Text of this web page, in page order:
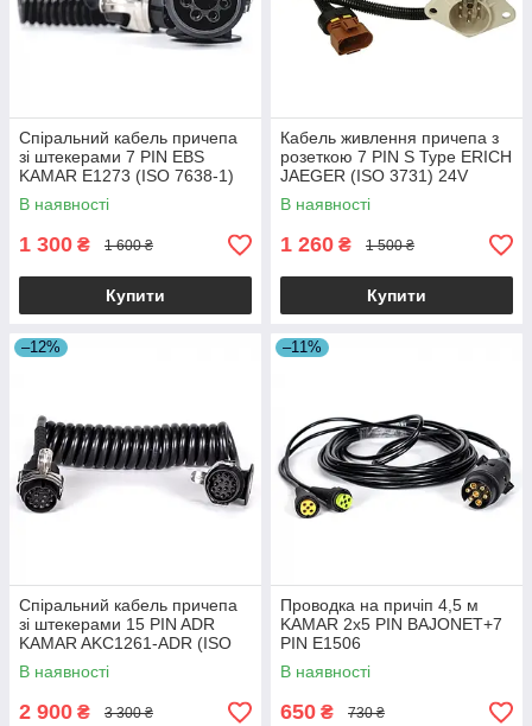
Спіральний кабель причепа
зі штекерами 7 PIN EBS
KAMAR E1273 (ISO 7638-1)
3,8 м
В наявності
1 300 ₴ 1 600 ₴
Купити
Кабель живлення причепа з
розеткою 7 PIN S Type ERICH
JAEGER (ISO 3731) 24V
В наявності
1 260 ₴ 1 500 ₴
Купити
–12%
Спіральний кабель причепа
зі штекерами 15 PIN ADR
KAMAR AKC1261-ADR (ISO
12098) 24V 3,8 м
В наявності
2 900 ₴ 3 300 ₴
–11%
Проводка на причіп 4,5 м
KAMAR 2x5 PIN BAJONET+7
PIN E1506
В наявності
650 ₴ 730 ₴